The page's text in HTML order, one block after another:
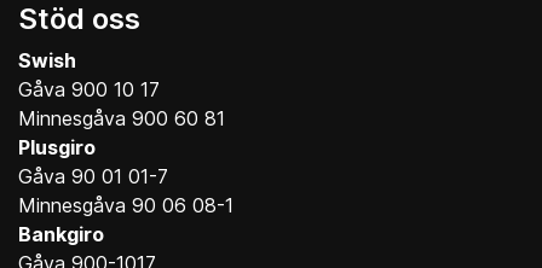
Stöd oss
Swish
Gåva 900 10 17
Minnesgåva 900 60 81
Plusgiro
Gåva 90 01 01-7
Minnesgåva 90 06 08-1
Bankgiro